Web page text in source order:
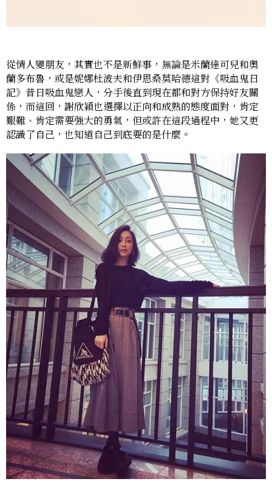
從情人變朋友，其實也不是新鮮事，無論是米蘭達可兒和奧
蘭多布魯，或是妮娜杜波夫和伊恩桑莫哈德這對《吸血鬼日
記》昔日吸血鬼戀人，分手後直到現在都和對方保持好友關
係，而這回，謝欣穎也選擇以正向和成熟的態度面對，肯定
艱難、肯定需要強大的勇氣，但或許在這段過程中，她又更
認識了自己，也知道自己到底要的是什麼。